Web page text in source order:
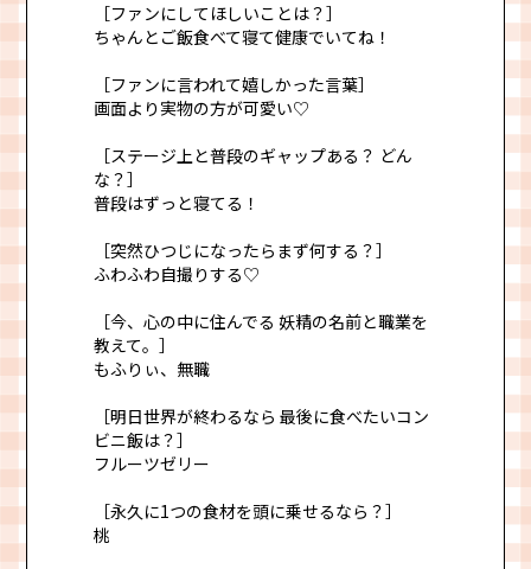
［ファンにしてほしいことは？］
ちゃんとご飯食べて寝て健康でいてね！
［ファンに言われて嬉しかった言葉］
画面より実物の方が可愛い♡
［ステージ上と普段のギャップある？ どん
な？］
普段はずっと寝てる！
［突然ひつじになったらまず何する？］
ふわふわ自撮りする♡
［今、心の中に住んでる 妖精の名前と職業を
教えて。］
もふりぃ、無職
［明日世界が終わるなら 最後に食べたいコン
ビニ飯は？］
フルーツゼリー
［永久に1つの食材を頭に乗せるなら？］
桃